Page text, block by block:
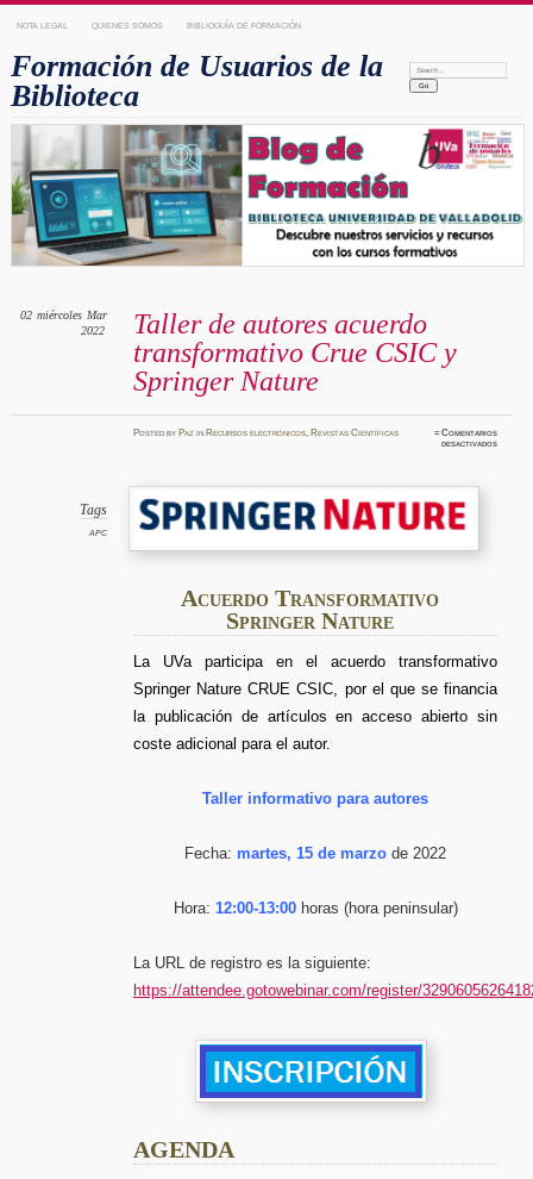
NOTA LEGAL QUIENES SOMOS BIBLIOGUÍA DE FORMACIÓN
Formación de Usuarios de la
Biblioteca
Search:
Taller de autores acuerdo
transformativo Crue CSIC y
Springer Nature
02 miércoles Mar
2022
PostedbyPaz inRecursos electrónicos ,Revistas Científicas ≈Comentarios
desactivadosen
Tags
APC
Acuerdo Transformativo
Springer Nature
La UVa participa en el acuerdo transformativo
Springer Nature CRUE CSIC, por el que se financia
la publicación de artículos en acceso abierto sin
coste adicional para el autor.
Taller informativo para autores
Fecha:martes, 15 de marzo de 2022
Hora: 12:00-13:00horas (hora peninsular)
La URL de registro es la siguiente:
https://attendee.gotowebinar.com/register/
AGENDA